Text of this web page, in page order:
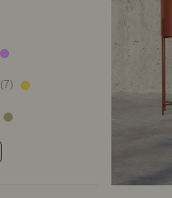
(7)